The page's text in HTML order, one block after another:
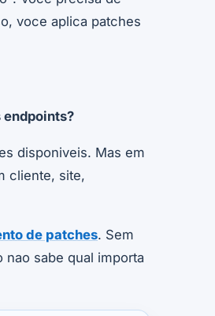
voce aplica patches
endpoints?
disponiveis. Mas em
cliente, site,
de patches. Sem
sabe qual importa